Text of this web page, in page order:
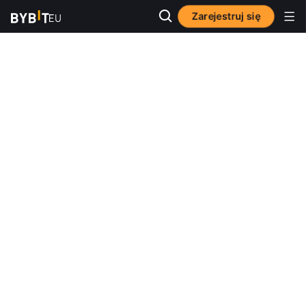
Zarejestruj się